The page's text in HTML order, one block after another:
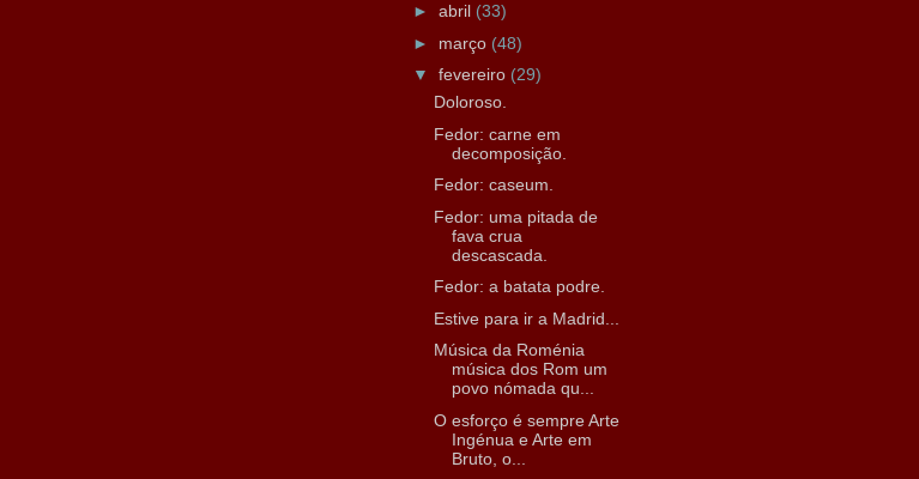
► abril (33)
► março (48)
▼ fevereiro (29)
Doloroso.
Fedor: carne em
decomposição.
Fedor: caseum.
Fedor: uma pitada de
fava crua
descascada.
Fedor: a batata podre.
Estive para ir a Madrid...
Música da Roménia
música dos Rom um
povo nómada qu...
O esforço é sempre Arte
Ingénua e Arte em
Bruto, o...